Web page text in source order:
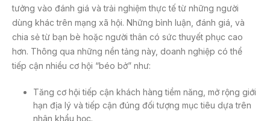
tưởng vào đánh giá và trải nghiệm thực tế từ những người
dùng khác trên mạng xã hội. Những bình luận, đánh giá, và
chia sẻ từ bạn bè hoặc người thân có sức thuyết phục cao
hơn. Thông qua những nền tảng này, doanh nghiệp có thể
tiếp cận nhiều cơ hội “béo bở” như:
Tăng cơ hội tiếp cận khách hàng tiềm năng, mở rộng giới
hạn địa lý và tiếp cận đúng đối tượng mục tiêu dựa trên
nhân khẩu học.